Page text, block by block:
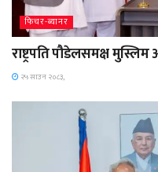
फिचर-ब्यानर
राष्ट्रपति पौडेलसमक्ष
२५ साउन २०८३,